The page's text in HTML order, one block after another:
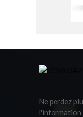
Ne perdez
l'information